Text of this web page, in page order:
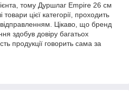
тому Дуршлаг Empire 26 см
цієї категорії, проходить
Цікаво, що бренд
здобув довіру багатьох
продукції говорить сама за